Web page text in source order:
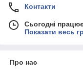
Контакти
Сьогодні
Показати весь
Про нас